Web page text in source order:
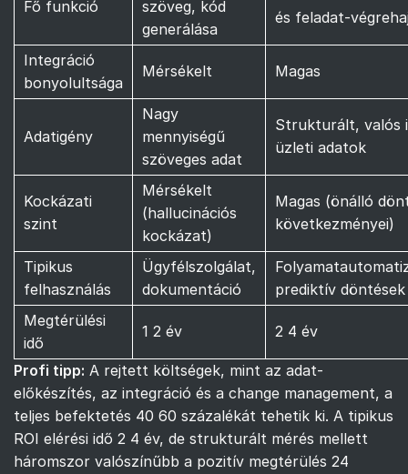
Fő funkció
szöveg, kód
generálása
és feladat-
Integráció
bonyolultsága
Mérsékelt Magas
Adatigény
Nagy
mennyiségű
szöveges adat
Strukturált, valós
üzleti adatok
Kockázati
szint
Mérsékelt
(hallucinációs
kockázat)
Magas (önálló
következményei)
Tipikus
felhasználás
Ügyfélszolgálat,
dokumentáció
prediktív döntések
Megtérülési
idő
1 2 év 2 4 év
Profi tipp: A rejtett költségek, mint az adat-
előkészítés, az integráció és a change management, a
teljes befektetés 40 60 százalékát tehetik ki. A tipikus
ROI elérési idő 2 4 év, de strukturált mérés mellett
háromszor valószínűbb a pozitív megtérülés 24